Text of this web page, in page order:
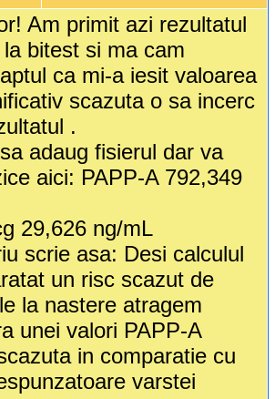
Am primit azi rezultatul
bitest si ma cam
ca mi-a iesit valoarea
scazuta o sa incerc
.
adaug fisierul dar va
aici: PAPP-A 792,349
29,626 ng/mL
scrie asa: Desi calculul
un risc scazut de
la nastere atragem
unei valori PAPP-A
in comparatie cu
varstei